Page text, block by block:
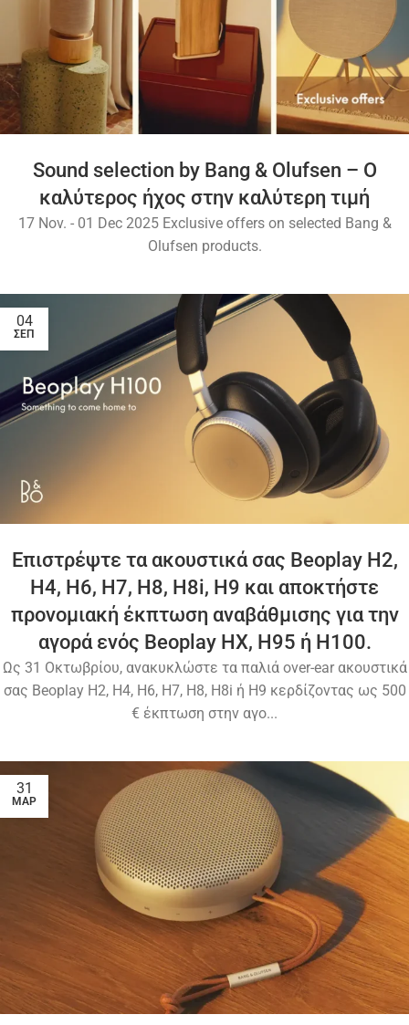
Sound selection by Bang & Olufsen – O
καλύτερος ήχος στην καλύτερη τιμή
17 Nov. - 01 Dec 2025 Exclusive offers on selected Bang &
Olufsen products.
04
ΣΕΠ
Επιστρέψτε τα ακουστικά σας Beoplay H2,
H4, H6, H7, H8, H8i, H9 και αποκτήστε
προνομιακή έκπτωση αναβάθμισης για την
αγορά ενός Beoplay HX, H95 ή H100.
Ως 31 Οκτωβρίου, ανακυκλώστε τα παλιά over-ear ακουστικά
σας Beoplay H2, H4, H6, H7, H8, H8i ή H9 κερδίζοντας ως 500
€ έκπτωση στην αγο...
31
ΜΑΡ